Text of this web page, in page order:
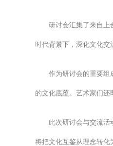
研讨会汇集了来自上
时代背景下，深化文化交
作为研讨会的重要组
的文化底蕴。艺术家们还
此次研讨会与交流
将把文化互鉴从理念转化